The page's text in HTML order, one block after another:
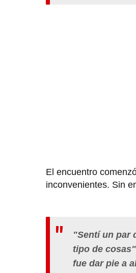
El encuentro
inconvenientes. Sin
"Sentí un par
tipo de
fue dar pie a